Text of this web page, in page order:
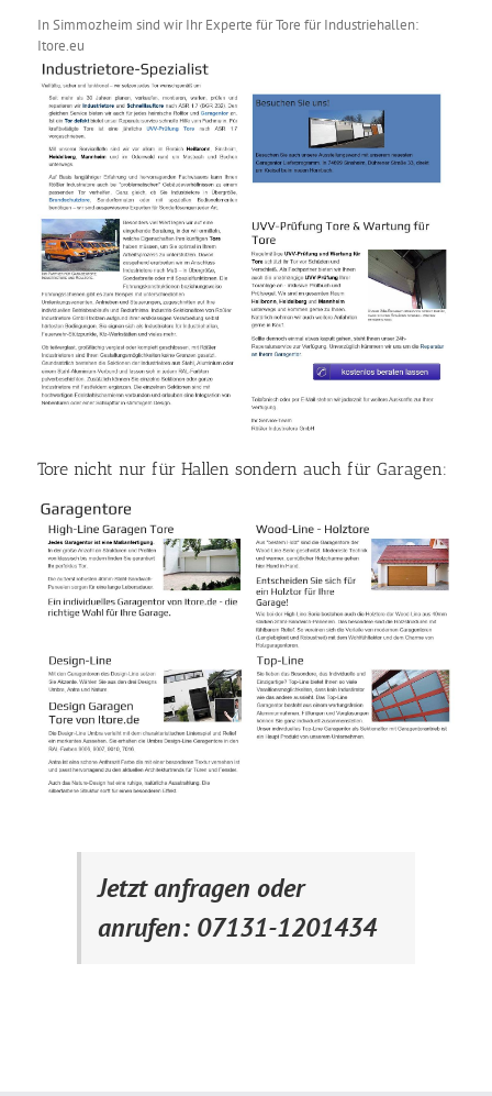
In Simmozheim sind wir Ihr Experte für Tore für Industriehallen:
Itore.eu
Tore nicht nur für Hallen sondern auch für Garagen:
Jetzt anfragen oder
anrufen: 07131-1201434